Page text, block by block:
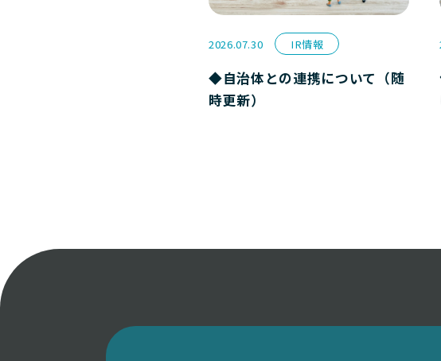
2026.07.30 IR情報
◆自治体との連携について（随
時更新）